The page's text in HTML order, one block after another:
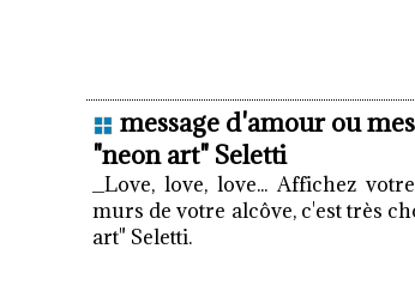
message d'amour ou
"neon art" Seletti
_Love, love, love... Affichez
murs de votre alcôve, c'est très
art" Seletti.